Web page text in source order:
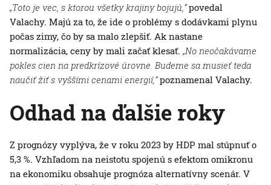
„Toto je vec, s ktorou všetky krajiny bojujú,“povedal
Valachy. Majú za to, že ide o problémy s dodávkami plynu
počas zimy, čo by sa malo zlepšiť. Ak nastane
normalizácia, ceny by mali začať klesať. „No neočakávame
pokles cien na predkrízové úrovne. Budeme sa musieť teda
naučiť žiť s vyššími cenami energií,“poznamenal Valachy.
Odhad na ďalšie roky
Z prognózy vyplýva, že v roku 2023 by HDP mal stúpnuť o
5,3 %. Vzhľadom na neistotu spojenú s efektom omikronu
na ekonomiku obsahuje prognóza alternatívny scenár. V